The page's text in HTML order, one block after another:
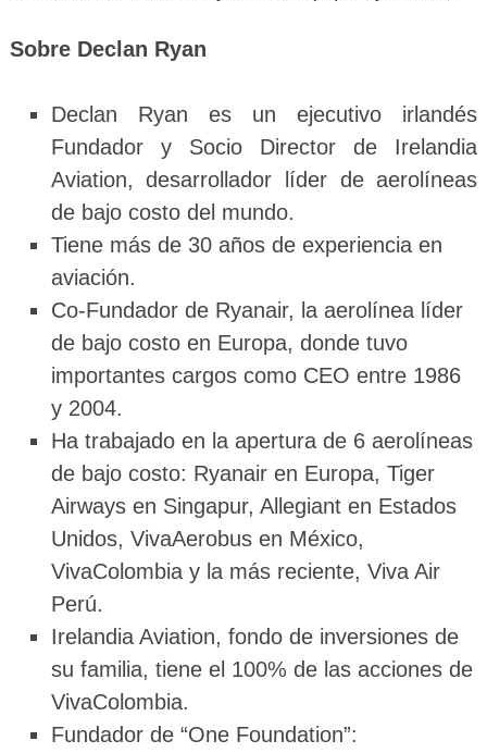
Sobre Declan Ryan
Declan Ryan es un ejecutivo irlandés
Fundador y Socio Director de Irelandia
Aviation, desarrollador líder de aerolíneas
de bajo costo del mundo.
Tiene más de 30 años de experiencia en
aviación.
Co-Fundador de Ryanair, la aerolínea líder
de bajo costo en Europa, donde tuvo
importantes cargos como CEO entre 1986
y 2004.
Ha trabajado en la apertura de 6 aerolíneas
de bajo costo: Ryanair en Europa, Tiger
Airways en Singapur, Allegiant en Estados
Unidos, VivaAerobus en México,
VivaColombia y la más reciente, Viva Air
Perú.
Irelandia Aviation, fondo de inversiones de
su familia, tiene el 100% de las acciones de
VivaColombia.
Fundador de “One Foundation”: